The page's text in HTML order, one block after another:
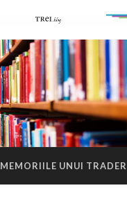
MEMORIILE UNUI TRADER